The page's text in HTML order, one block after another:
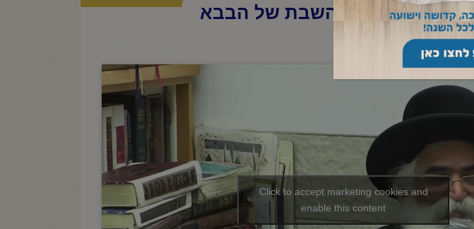
המסר היומי-השבת של הבבא
תשפ"ו
Click to accept marketing cookies and
enable this content